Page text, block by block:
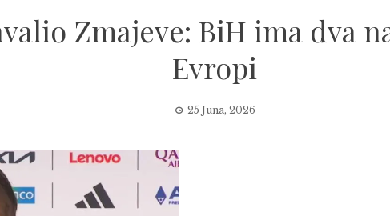
Zmajeve: BiH ima dva
Evropi
25 Juna, 2026